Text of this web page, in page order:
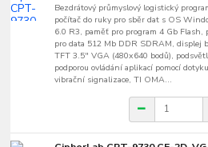
Bezdrátový průmyslový logistický
počítač do ruky pro sběr dat s OS
6.0 R3, paměť pro program 4 Gb Flash,
pro data 512 Mb DDR SDRAM, displej
TFT 3.5" VGA (480x640 bodů),
podporou ovládání aplikací pomocí
vibrační signalizace, TI OMA...